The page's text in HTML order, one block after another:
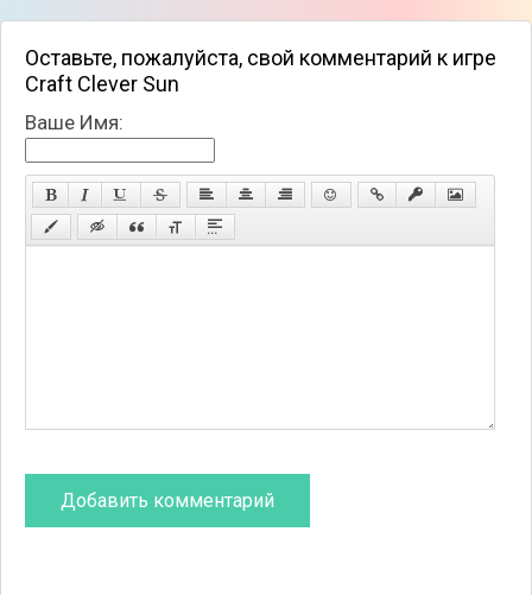
Оставьте, пожалуйста, свой комментарий к игре
Craft Clever Sun
Ваше Имя: